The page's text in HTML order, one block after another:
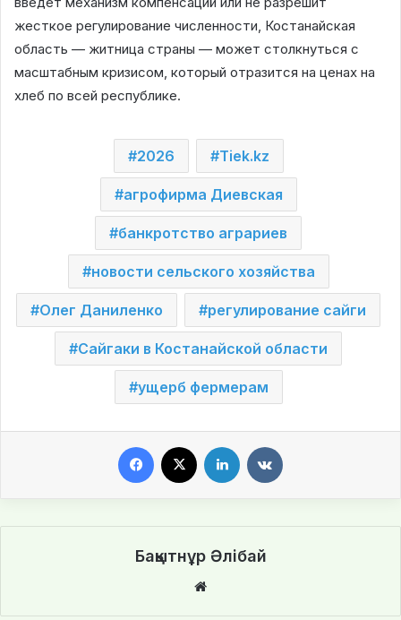
жесткое регулирование численности, Костанайская
область — житница страны — может столкнуться с
масштабным кризисом, который отразится на ценах на
хлеб по всей республике.
2026 Tiek.kz
агрофирма Диевская
банкротство аграриев
новости сельского хозяйства
Олег Даниленко регулирование сайги
Сайгаки в Костанайской области
ущерб фермерам
Бақытнұр Әлібай